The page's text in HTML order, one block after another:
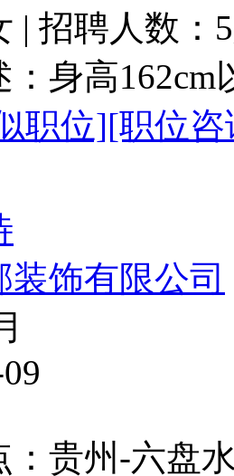
| 招聘人数： 5
：身高
职位][职位
饰有限公司
：贵州-六盘